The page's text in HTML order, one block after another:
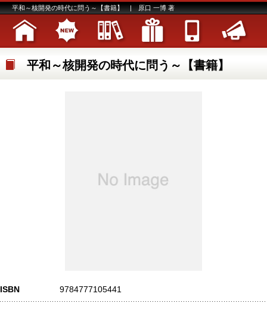
平和～核開発の時代に問う～【書籍】 | 原口 一博 著
平和～核開発の時代に問う～【書籍】
ISBN 9784777105441